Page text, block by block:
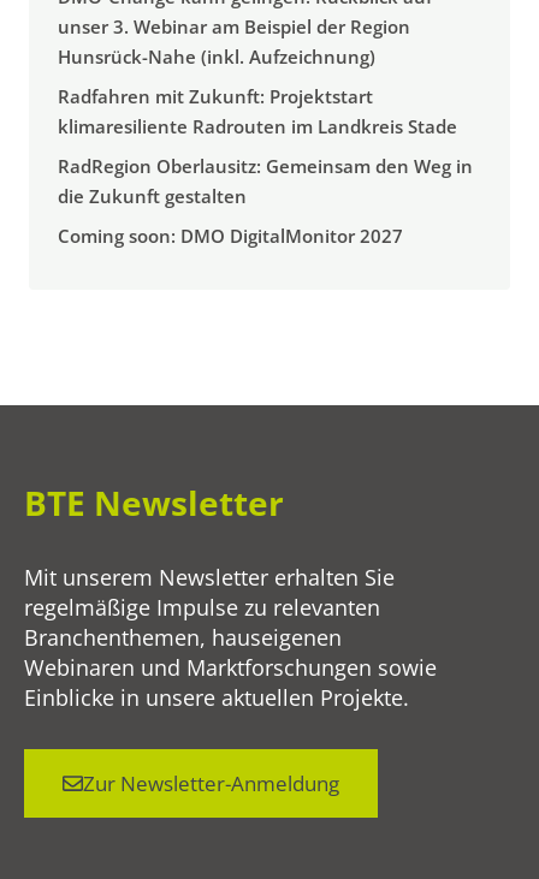
unser 3. Webinar am Beispiel der Region
Hunsrück-Nahe (inkl. Aufzeichnung)
Radfahren mit Zukunft: Projektstart
klimaresiliente Radrouten im Landkreis Stade
RadRegion Oberlausitz: Gemeinsam den Weg in
die Zukunft gestalten
Coming soon: DMO DigitalMonitor 2027
BTE Newsletter
Mit unserem Newsletter erhalten Sie
regelmäßige Impulse zu relevanten
Branchenthemen, hauseigenen
Webinaren und Marktforschungen sowie
Einblicke in unsere aktuellen Projekte.
Zur Newsletter-Anmeldung